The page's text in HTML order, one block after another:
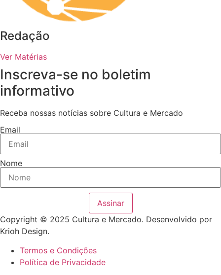
Redação
Ver Matérias
Inscreva-se no boletim
informativo
Receba nossas notícias sobre Cultura e Mercado
Email
Nome
Assinar
Copyright © 2025 Cultura e Mercado. Desenvolvido por
Krioh Design.
Termos e Condições
Política de Privacidade